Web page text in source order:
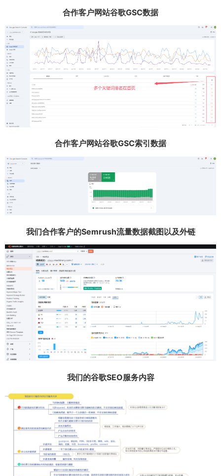
合作客户网站谷歌GSC数据
合作客户网站谷歌GSC索引数据
我们合作客户的Semrush流量数据截图以及外链
我们的谷歌SEO服务内容